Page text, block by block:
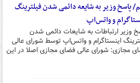
پاسخ وزیر به شایعه دائمی شدن فیلترینگ
و واتس‌اپ
وزیر ارتباطات به شایعات دائمی شدن
اینستاگرام و واتس‌اپ توسط شورای عالی
مجازی: شورای عالی فضای مجازی اصلا در این